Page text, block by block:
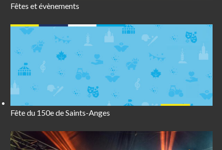
Fêtes et évènements
Fête du 150e de Saints-Anges